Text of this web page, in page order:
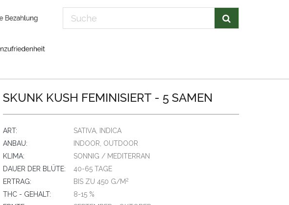
SKUNK KUSH FEMINISIERT - 5 SAMEN
ART:
SATIVA, INDICA
ANBAU:
INDOOR, OUTDOOR
KLIMA:
SONNIG / MEDITERRAN
DAUER DER BLÜTE:
40-65 TAGE
ERTRAG:
BIS ZU 450 G/M2
THC - GEHALT:
8-15 %